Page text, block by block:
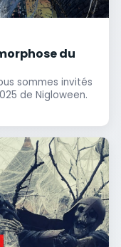
du
sommes invités
de Nigloween.